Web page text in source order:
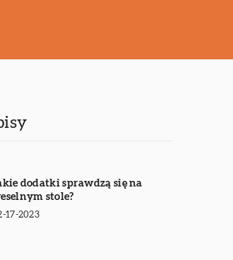
dodatki sprawdzą się na
stole?
17-2023